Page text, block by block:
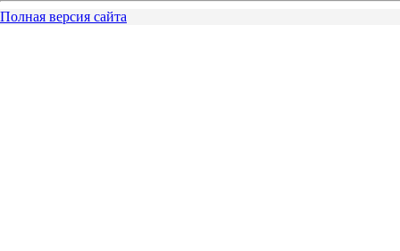
Полная версия сайта